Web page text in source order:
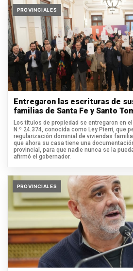
PROVINCIALES
Entregaron las escrituras de
familias de Santa Fe y Santo
Los títulos de propiedad se entregaron en
N.º 24.374, conocida como Ley Pierri, que
regularización dominial de viviendas
que ahora su casa tiene una
provincial, para que nadie nunca se la
afirmó el gobernador.
PROVINCIALES